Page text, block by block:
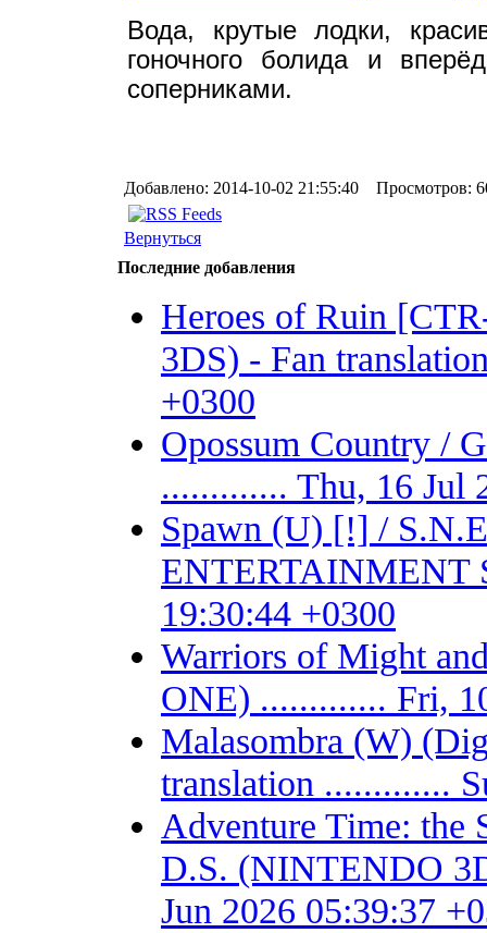
Вода, крутые лодки,
гоночного болида и
соперниками.
Добавлено: 2014-10-02 21:55:40 Просмотров:
Вернуться
Последние добавления
Heroes of Ruin
3DS) - Fan
+0300
Opossum Country /
............. Thu, 16 Jul
Spawn (U) [!] /
ENTERTAINMENT
19:30:44 +0300
Warriors of Might
ONE) ............. Fri,
Malasombra (W)
translation .............
Adventure Time: the
D.S. (NINTENDO
Jun 2026 05:39:37